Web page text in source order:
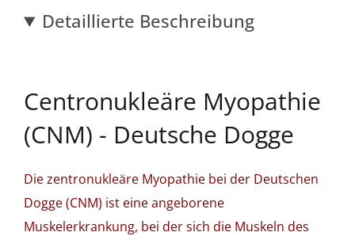
Detaillierte Beschreibung
Centronukleäre Myopathie
(CNM) - Deutsche Dogge
Die zentronukleäre Myopathie bei der Deutschen
Dogge (CNM) ist eine angeborene
Muskelerkrankung, bei der sich die Muskeln des